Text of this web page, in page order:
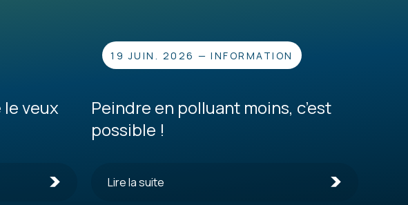
veux
19 JUIN. 2026 — INFORMATION
Peindre en polluant moins, c’est
possible !
Lire la suite